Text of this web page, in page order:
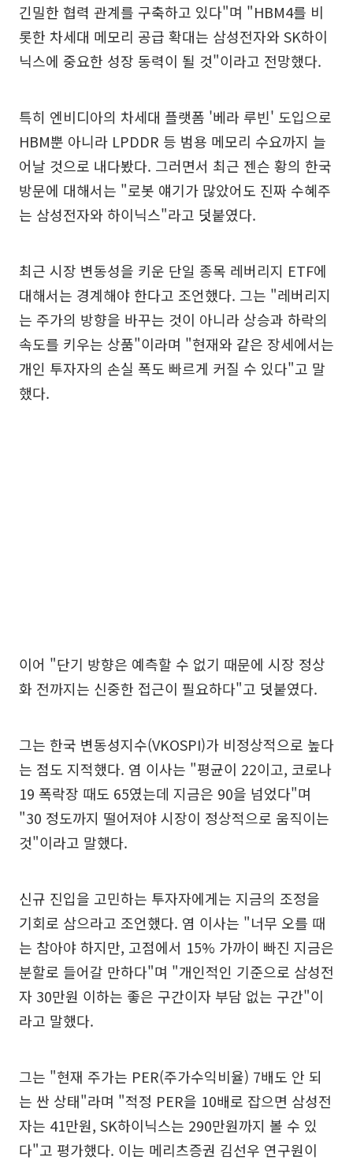
긴밀한 협력 관계를 구축하고 있다"며 "HBM4를 비
롯한 차세대 메모리 공급 확대는 삼성전자와 SK하이
닉스에 중요한 성장 동력이 될 것"이라고 전망했다.
특히 엔비디아의 차세대 플랫폼 '베라 루빈' 도입으로
HBM뿐 아니라 LPDDR 등 범용 메모리 수요까지 늘
어날 것으로 내다봤다. 그러면서 최근 젠슨 황의 한국
방문에 대해서는 "로봇 얘기가 많았어도 진짜 수혜주
는 삼성전자와 하이닉스"라고 덧붙였다.
최근 시장 변동성을 키운 단일 종목 레버리지 ETF에
대해서는 경계해야 한다고 조언했다. 그는 "레버리지
는 주가의 방향을 바꾸는 것이 아니라 상승과 하락의
속도를 키우는 상품"이라며 "현재와 같은 장세에서는
개인 투자자의 손실 폭도 빠르게 커질 수 있다"고 말
했다.
이어 "단기 방향은 예측할 수 없기 때문에 시장 정상
화 전까지는 신중한 접근이 필요하다"고 덧붙였다.
그는 한국 변동성지수(VKOSPI)가 비정상적으로 높다
는 점도 지적했다. 염 이사는 "평균이 22이고, 코로나
19 폭락장 때도 65였는데 지금은 90을 넘었다"며
"30 정도까지 떨어져야 시장이 정상적으로 움직이는
것"이라고 말했다.
신규 진입을 고민하는 투자자에게는 지금의 조정을
기회로 삼으라고 조언했다. 염 이사는 "너무 오를 때
는 참아야 하지만, 고점에서 15% 가까이 빠진 지금은
분할로 들어갈 만하다"며 "개인적인 기준으로 삼성전
자 30만원 이하는 좋은 구간이자 부담 없는 구간"이
라고 말했다.
그는 "현재 주가는 PER(주가수익비율) 7배도 안 되
는 싼 상태"라며 "적정 PER을 10배로 잡으면 삼성전
자는 41만원, SK하이닉스는 290만원까지 볼 수 있
다"고 평가했다. 이는 메리츠증권 김선우 연구원이